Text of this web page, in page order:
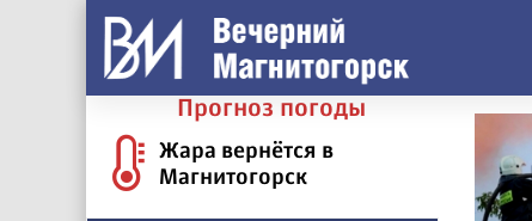
Прогноз погоды
Жара вернётся в
Магнитогорск